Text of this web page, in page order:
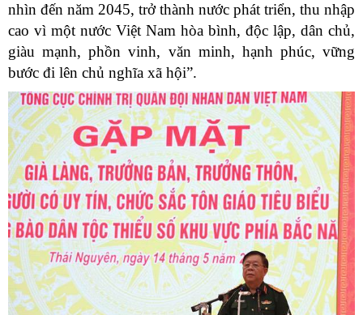
nhìn đến năm 2045, trở thành nước phát triển, thu nhập
cao vì một nước Việt Nam hòa bình, độc lập, dân chủ,
giàu mạnh, phồn vinh, văn minh, hạnh phúc, vững
bước đi lên chủ nghĩa xã hội”.